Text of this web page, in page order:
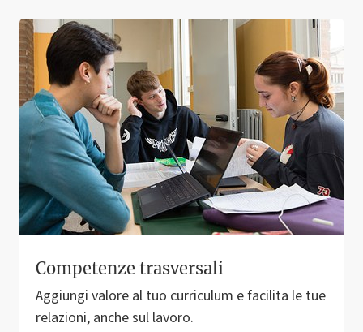
Competenze trasversali
Aggiungi valore al tuo curriculum e facilita le tue
relazioni, anche sul lavoro.